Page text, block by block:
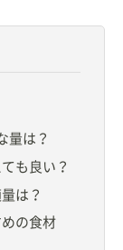
の消化器・内分
ためにアメリカ
・獣医保健看護学
動物栄養学、動
量は？
も良い？
は？
の食材